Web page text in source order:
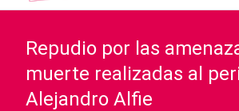
Repudio por las
muerte realizadas al
Alejandro Alfie